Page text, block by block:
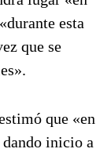
esta
que se
que «en
inicio a